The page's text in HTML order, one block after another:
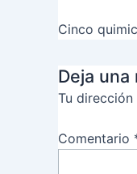
Cinco
Deja una
Tu
Comentario